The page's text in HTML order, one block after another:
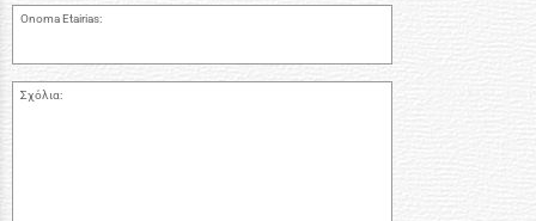
Onoma Etairias:
Σχόλια: